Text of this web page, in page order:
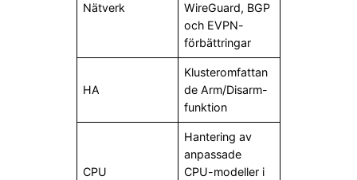
Nätverk
WireGuard, BGP
och EVPN-
förbättringar
HA
Klusteromfattan
de Arm/Disarm-
funktion
CPU
Hantering av
anpassade
CPU-modeller i